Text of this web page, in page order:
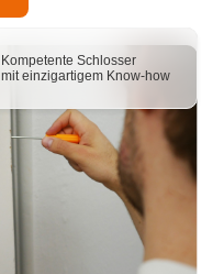
Kompetente Schlosser
mit einzigartigem Know-how